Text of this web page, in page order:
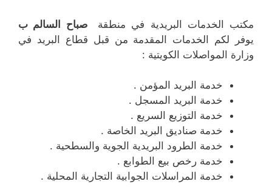
مكتب الخدمات البريدية في منطقة
صباح السالم ب
يوفر لكم الخدمات المقدمة من قبل قطاع البريد في
وزارة المواصلات الكويتية :
خدمة البريد المؤمن .
خدمة البريد المسجل .
خدمة التوزيع السريع .
خدمة صناديق البريد الخاصة .
خدمة الطرود البريدية الجوية والسطحية .
خدمة رخص بيع الطوابع .
خدمة المراسلات الجوابية التجارية المحلية .